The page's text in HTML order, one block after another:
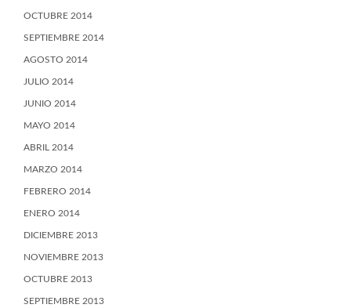
OCTUBRE 2014
SEPTIEMBRE 2014
AGOSTO 2014
JULIO 2014
JUNIO 2014
MAYO 2014
ABRIL 2014
MARZO 2014
FEBRERO 2014
ENERO 2014
DICIEMBRE 2013
NOVIEMBRE 2013
OCTUBRE 2013
SEPTIEMBRE 2013